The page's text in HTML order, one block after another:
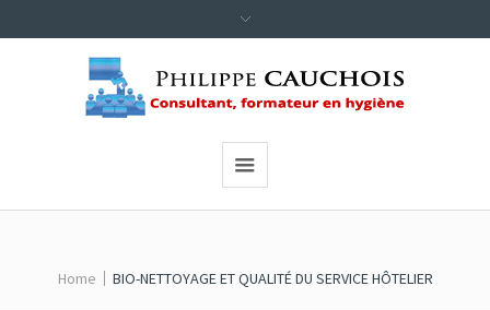
Home BIO-NETTOYAGE ET QUALITÉ DU SERVICE HÔTELIER